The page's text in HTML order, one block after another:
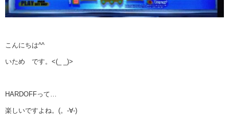
こんにちは^^
いため です。<(_ _)>
HARDOFFって…
楽しいですよね。(。-∀-)